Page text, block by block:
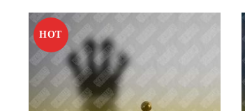
HOT